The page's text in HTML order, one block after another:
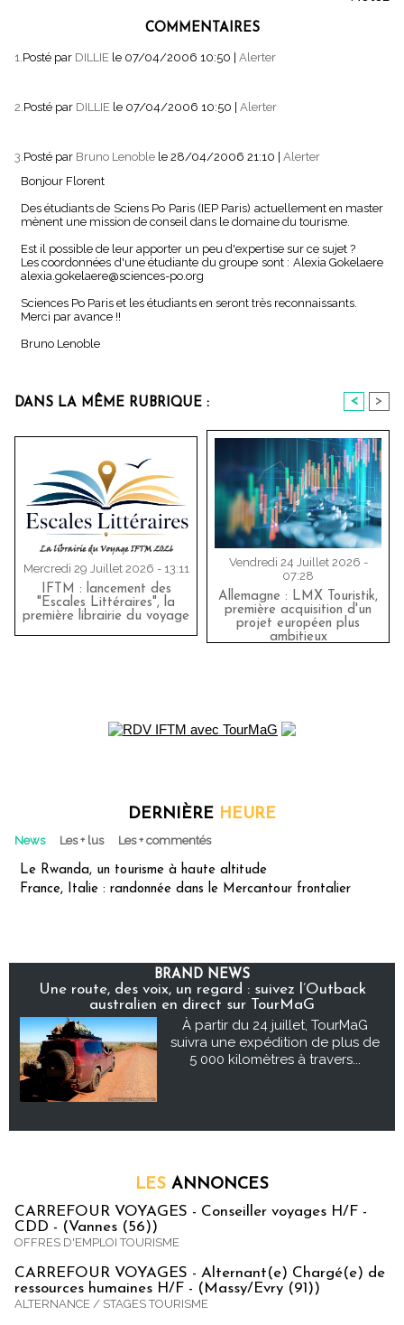
COMMENTAIRES
1.Posté par DILLIE le 07/04/2006 10:50 Alerter
2.Posté par DILLIE le 07/04/2006 10:50 Alerter
3.Posté par Bruno Lenoble le 28/04/2006 21:10
Alerter
Bonjour Florent
Des étudiants de Sciens Po Paris (IEP Paris) actuellement en master
mènent une mission de conseil dans le domaine du tourisme.
Est il possible de leur apporter un peu d'expertise sur ce sujet ?
Les coordonnées d'une étudiante du groupe sont : Alexia Gokelaere
alexia.gokelaere@sciences-po.org
Sciences Po Paris et les étudiants en seront très reconnaissants.
Merci par avance !!
Bruno Lenoble
DANS LA MÊME RUBRIQUE : < >
Mercredi 29 Juillet 2026 - 13:11
IFTM : lancement des
"Escales Littéraires", la
première librairie du voyage
Vendredi 24 Juillet 2026 -
07:28
Allemagne : LMX Touristik,
première acquisition d'un
projet européen plus
ambitieux
DERNIÈRE HEURE
News Les + lus Les + commentés
Le Rwanda, un tourisme à haute altitude
France, Italie : randonnée dans le Mercantour frontalier
BRAND NEWS
Une route, des voix, un regard : suivez l’Outback
australien en direct sur TourMaG
À partir du 24 juillet, TourMaG
suivra une expédition de plus de
5 000 kilomètres à travers...
LES ANNONCES
CARREFOUR VOYAGES - Conseiller voyages H/F -
CDD - (Vannes (56))
OFFRES D'EMPLOI TOURISME
CARREFOUR VOYAGES - Alternant(e) Chargé(e) de
ressources humaines H/F - (Massy/Evry (91))
ALTERNANCE / STAGES TOURISME